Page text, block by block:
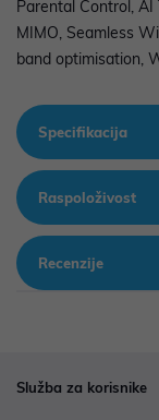
Parental Control,
MIMO, Seamless
band optimisation,
Specifikacija
Raspoloživost
Recenzije
Služba za korisnike